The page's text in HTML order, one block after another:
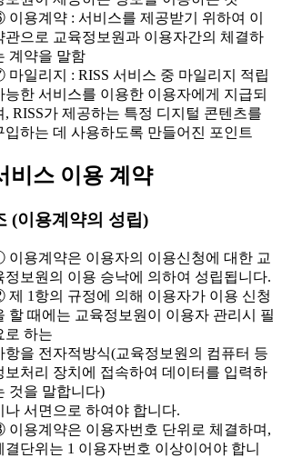
이용계약 : 서비스를 제공받기 위하여 이
관으로 교육정보원과 이용자간의 체결하
계약을 말함
마일리지 : RISS 서비스 중 마일리지 적립
능한 서비스를 이용한 이용자에게 지급되
, RISS가 제공하는 특정 디지털 콘텐츠를
입하는 데 사용하도록 만들어진 포인트
비스 이용 계약
(이용계약의 성립)
이용계약은 이용자의 이용신청에 대한 교
정보원의 이용 승낙에 의하여 성립됩니다.
제 1항의 규정에 의해 이용자가 이용 신청
할 때에는 교육정보원이 이용자 관리시 필
로 하는
항을 전자적방식(교육정보원의 컴퓨터 등
보처리 장치에 접속하여 데이터를 입력하
것을 말합니다)
나 서면으로 하여야 합니다.
이용계약은 이용자번호 단위로 체결하며,
결단위는 1 이용자번호 이상이어야 합니